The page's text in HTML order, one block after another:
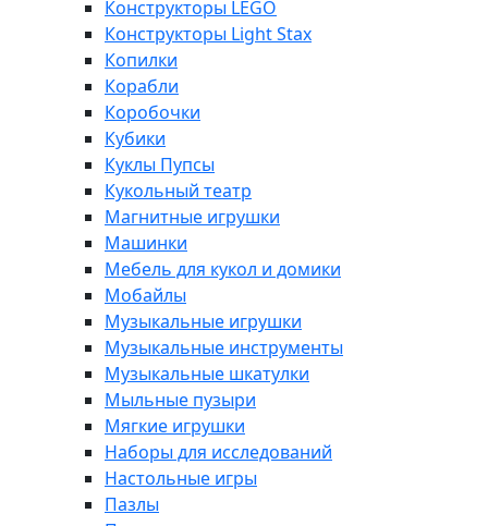
Конструкторы LEGO
Конструкторы Light Stax
Копилки
Корабли
Коробочки
Кубики
Куклы Пупсы
Кукольный театр
Магнитные игрушки
Машинки
Мебель для кукол и домики
Мобайлы
Музыкальные игрушки
Музыкальные инструменты
Музыкальные шкатулки
Мыльные пузыри
Мягкие игрушки
Наборы для исследований
Настольные игры
Пазлы